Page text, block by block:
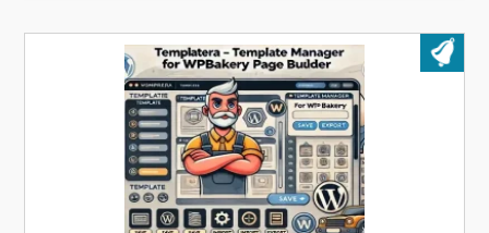
بروز شده در ۱۸ فروردین ۱۴۰۴